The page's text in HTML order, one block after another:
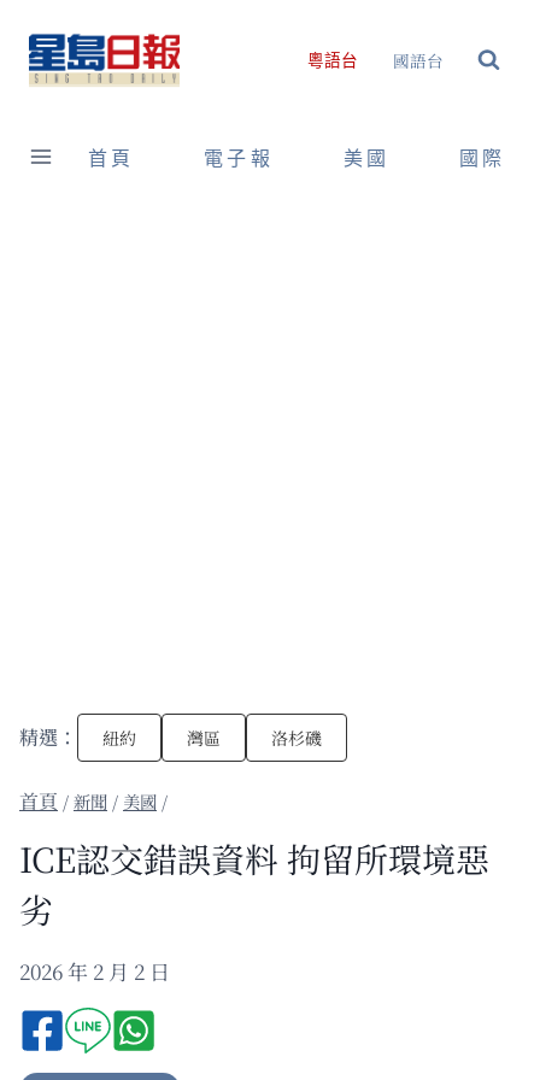
content
粵語台 國語台
首頁 電子報 美國 國際
精選： 紐約 灣區 洛杉磯
/新聞 / 美國 /
ICE認交錯誤資料 拘留所環境惡
劣
2026 年 2 月 2 日